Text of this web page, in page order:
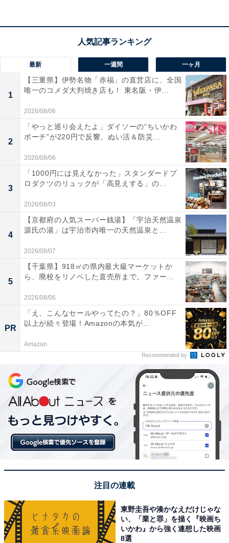
最新 一週間 一ヶ月
1
【三重県】伊勢名物「赤福」の直営店に、全国
唯一のコメダ大判焼き店も！ 東名阪・伊...
2026/08/06
2
「やっと巡り会えたよ」ダイソーの“ちいかわ
ポーチ”が220円で反響。ぬい活＆防災...
2026/08/06
3
「1000円には見えなかった」スタンダードプ
ロダクツのリュックが「高見えする」の...
2026/08/03
4
【京都府の人気スーパー銭湯】「宇治天然温泉
源氏の湯」は宇治市内唯一の天然温泉と...
2026/08/07
5
【千葉県】918㎡の県内最大級マーケットか
ら、廃校をリノベした直売所まで。ファー...
2026/08/06
PR
「え、こんなセールやってたの？」80％OFF
以上が続々登場！Amazonの本気が...
Amazon
Recommended by
注目の連載
東野圭吾や湊かなえだけじゃな
い、「業と罪」を描く『映画ち
いかわ』から強く連想した映画
8選